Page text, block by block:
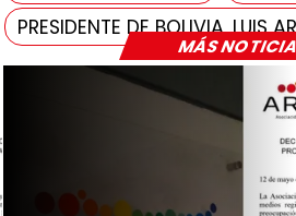
MÁS
PRESIDENTE DE BOLIVIA, LUIS